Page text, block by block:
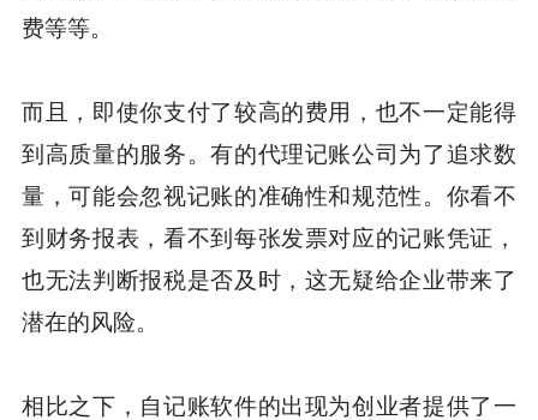
费等等。
而且，即使你支付了较高的费用，也不一定能得
到高质量的服务。有的代理记账公司为了追求数
量，可能会忽视记账的准确性和规范性。你看不
到财务报表，看不到每张发票对应的记账凭证，
也无法判断报税是否及时，这无疑给企业带来了
潜在的风险。
相比之下，自记账软件的出现为创业者提供了一